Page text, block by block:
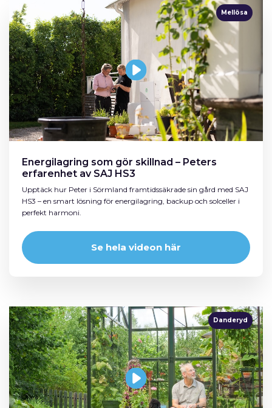
Mellösa
Energilagring som gör skillnad – Peters
erfarenhet av SAJ HS3
Upptäck hur Peter i Sörmland framtidssäkrade sin gård med SAJ
HS3 – en smart lösning för energilagring, backup och solceller i
perfekt harmoni.
Se hela videon här
Danderyd